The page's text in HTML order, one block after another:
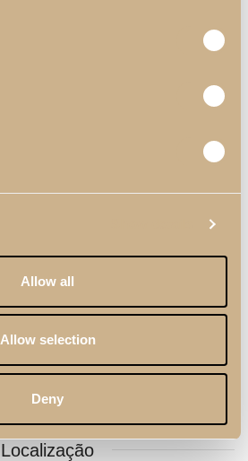
Allow all
Allow selection
Deny
Localização